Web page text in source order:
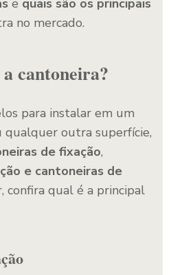
e quais são os principais
no mercado.
cantoneira?
para instalar em um
qualquer outra superfície,
de fixação,
e cantoneiras de
confira qual é a principal